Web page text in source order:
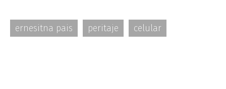
ernesitna pais peritaje celular